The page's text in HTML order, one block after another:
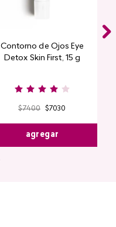
Contorno de Ojos Eye
Detox Skin First, 15 g
$7400 $7030
agregar